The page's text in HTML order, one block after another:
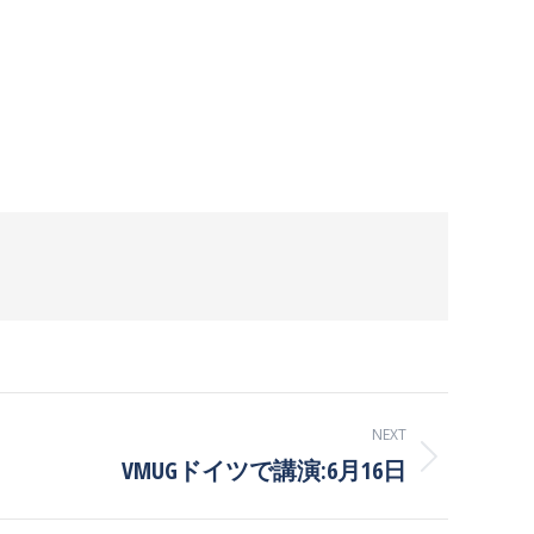
NEXT
VMUGドイツで講演:6月16日